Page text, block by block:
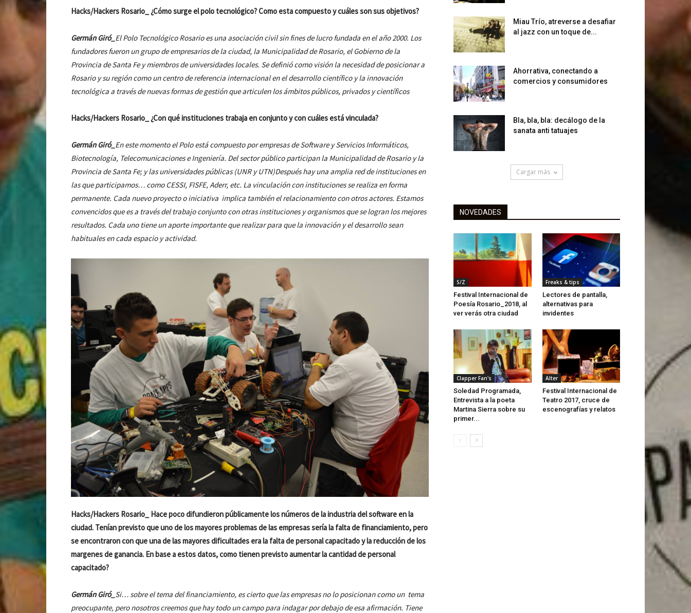
Hacks/Hackers Rosario_ ¿Cómo surge el polo tecnológico? Como esta compuesto y cuáles son sus objetivos?
Germán Giró_ El Polo Tecnológico Rosario es una asociación civil sin fines de lucro fundada en el año 2000. Los
fundadores fueron un grupo de empresarios de la ciudad, la Municipalidad de Rosario, el Gobierno de la
Provincia de Santa Fe y miembros de universidades locales. Se definió como visión la necesidad de posicionar a
Rosario y su región como un centro de referencia internacional en el desarrollo científico y la innovación
tecnológica a través de nuevas formas de gestión que articulen los ámbitos públicos, privados y científicos
Hacks/Hackers Rosario_ ¿Con qué instituciones trabaja en conjunto y con cuáles está vinculada?
Germán Giró_ En este momento el Polo está compuesto por empresas de Software y Servicios Informáticos,
Biotecnología, Telecomunicaciones e Ingeniería. Del sector público participan la Municipalidad de Rosario y la
Provincia de Santa Fe; y las universidades públicas (UNR y UTN)Después hay una amplia red de instituciones en
las que participamos… como CESSI, FISFE, Aderr, etc. La vinculación con instituciones se realiza en forma
permanente. Cada nuevo proyecto o iniciativa implica también el relacionamiento con otros actores. Estamos
convencidos que es a través del trabajo conjunto con otras instituciones y organismos que se logran los mejores
resultados. Cada uno tiene un aporte importante que realizar para que la innovación y el desarrollo sean
habituales en cada espacio y actividad.
Hacks/Hackers Rosario_ Hace poco difundieron públicamente los números de la industria del software en la
ciudad. Tenían previsto que uno de los mayores problemas de las empresas sería la falta de financiamiento, pero
se encontraron con que una de las mayores dificultades era la falta de personal capacitado y la reducción de los
margenes de ganancia. En base a estos datos, como tienen previsto aumentar la cantidad de personal
capacitado?
Germán Giró_ Si… sobre el tema del financiamiento, es cierto que las empresas no lo posicionan como un tema
preocupante, pero nosotros creemos que hay todo un campo para indagar por debajo de esa afirmación. Tiene
Miau Trío, atreverse a desafiar
al jazz con un toque de...
Ahorrativa, conectando a
comercios y consumidores
Bla, bla, bla: decálogo de la
sanata anti tatuajes
Cargar más
NOVEDADES
S/Z
Festival Internacional de
Poesía Rosario_2018, al
ver verás otra ciudad
Freaks & tips
Lectores de pantalla,
alternativas para
invidentes
Clapper Fan's
Soledad Programada,
Entrevista a la poeta
Martina Sierra sobre su
primer...
Alter
Festival Internacional de
Teatro 2017, cruce de
escenografías y relatos